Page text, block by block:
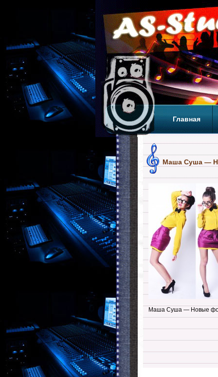
Главная
Маша Суша —
Маша Суша — Новые